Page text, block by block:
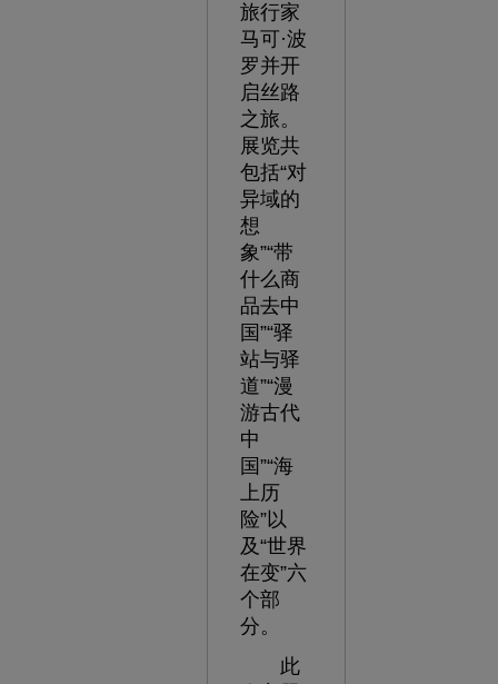
旅行家
马可·波
罗并开
启丝路
之旅。
展览共
包括“对
异域的
想
象”“带
什么商
品去中
国”“驿
站与驿
道”“漫
游古代
中
国”“海
上历
险”以
及“世界
在变”六
个部
分。
此